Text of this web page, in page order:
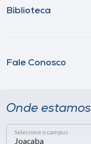
Biblioteca
Fale Conosco
Onde estamos
Selecione o campus